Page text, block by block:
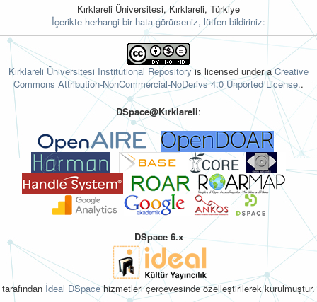
Kırklareli Üniversitesi, Kırklareli, Türkiye
İçerikte herhangi bir hata görürseniz, lütfen bildiriniz:
Kırklareli Üniversitesi Institutional Repository is licensed under aCreative
Commons Attribution-NonCommercial-NoDerivs 4.0 Unported License..
DSpace@Kırklareli:
DSpace 6.x
tarafından İdeal DSpacehizmetleri çerçevesinde özelleştirilerek kurulmuştur.